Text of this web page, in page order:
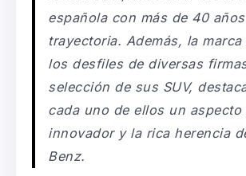
española con más de 40
trayectoria. Además, la
los desfiles de diversas
selección de sus SUV,
cada uno de ellos un
innovador y la rica herencia
Benz.